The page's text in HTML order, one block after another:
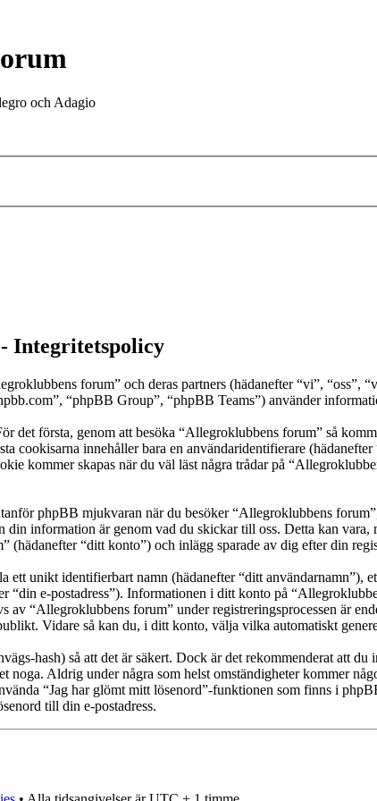
och Adagio
Integritetspolicy
forum” och deras partners (hädanefter “vi”, “oss”,
“phpBB Group”, “phpBB Teams”) använder
det första, genom att besöka “Allegroklubbens forum” så
cookisarna innehåller bara en användaridentifierare
kommer skapas när du väl läst några trådar på
phpBB mjukvaran när du besöker “Allegroklubbens
din information är genom vad du skickar till oss. Detta kan
(hädanefter “ditt konto”) och inlägg sparade av dig efter din
unikt identifierbart namn (hädanefter “ditt användarnamn”),
“din e-postadress”). Informationen i ditt konto på
av “Allegroklubbens forum” under registreringsprocessen
Vidare så kan du, i ditt konto, välja vilka automatiskt
hash) så att det är säkert. Dock är det rekommenderat att
noga. Aldrig under några som helst omständigheter kommer
“Jag har glömt mitt lösenord”-funktionen som finns i
till din e-postadress.